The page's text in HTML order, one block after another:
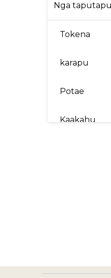
Nga taputapu
Tokena
karapu
Potae
Kaakahu